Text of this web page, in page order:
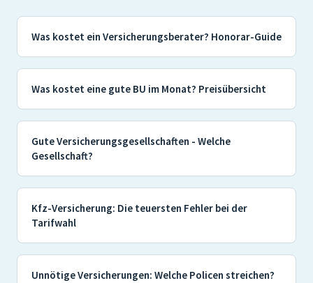
Was kostet ein Versicherungsberater? Honorar-Guide
Was kostet eine gute BU im Monat? Preisübersicht
Gute Versicherungsgesellschaften - Welche
Gesellschaft?
Kfz-Versicherung: Die teuersten Fehler bei der
Tarifwahl
Unnötige Versicherungen: Welche Policen streichen?